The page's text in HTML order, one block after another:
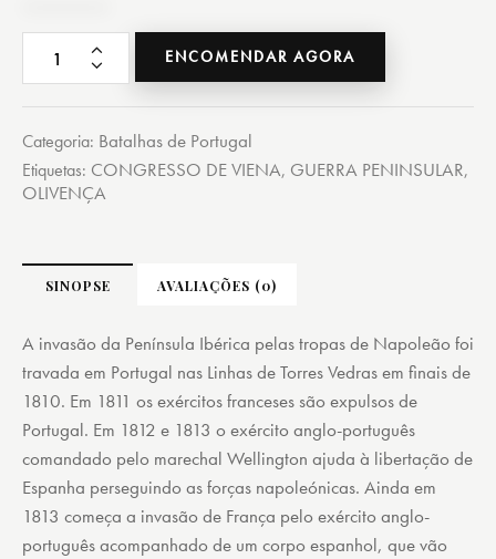
ENCOMENDAR AGORA
Categoria: Batalhas de Portugal
Etiquetas: CONGRESSO DE VIENA, GUERRA PENINSULAR,
OLIVENÇA
SINOPSE AVALIAÇÕES (0)
A invasão da Península Ibérica pelas tropas de Napoleão foi
travada em Portugal nas Linhas de Torres Vedras em finais de
1810. Em 1811 os exércitos franceses são expulsos de
Portugal. Em 1812 e 1813 o exército anglo-português
comandado pelo marechal Wellington ajuda à libertação de
Espanha perseguindo as forças napoleónicas. Ainda em
1813 começa a invasão de França pelo exército anglo-
português acompanhado de um corpo espanhol, que vão